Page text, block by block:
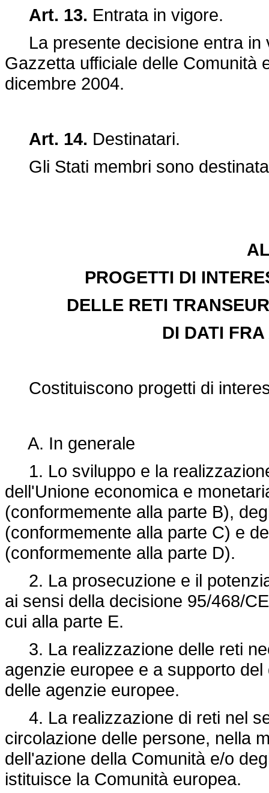
Art. 13. Entrata in vigore.
La presente decisione entra in
Gazzetta ufficiale delle Comunità
dicembre 2004.
Art. 14. Destinatari.
Gli Stati membri sono
PROGETTI DI
DELLE RETI
DI DATI
Costituiscono progetti di
A. In generale
1. Lo sviluppo e la
dell'Unione economica e
(conformemente alla parte B),
(conformemente alla parte C) e
(conformemente alla parte D).
2. La prosecuzione e il
ai sensi della decisione 95/468/CE
cui alla parte E.
3. La realizzazione delle reti
agenzie europee e a supporto
delle agenzie europee.
4. La realizzazione di reti nel
circolazione delle persone, nella
dell'azione della Comunità e/o
istituisce la Comunità europea.